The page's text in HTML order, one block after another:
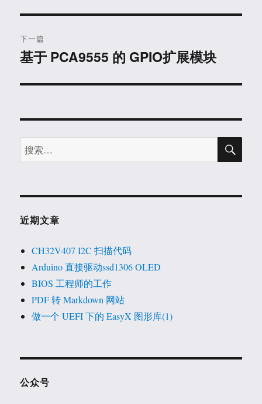
航
章：
下一篇
下
文
基于 PCA9555 的 GPIO扩展模块
搜
索：
搜
近期文章
CH32V407 I2C 扫描代码
Arduino 直接驱动ssd1306 OLED
BIOS 工程师的工作
PDF 转 Markdown 网站
做一个 UEFI 下的 EasyX 图形库(1)
公众号